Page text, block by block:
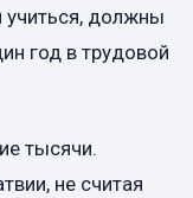
учиться, должны
год в трудовой
тысячи.
не считая